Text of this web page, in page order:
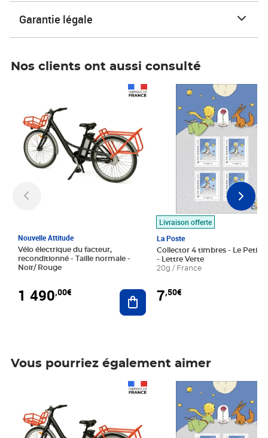
Garantie légale
Nos clients ont aussi consulté
Nouvelle Attitude
Vélo électrique du facteur,
reconditionné - Taille normale -
Noir/ Rouge
1 490,00€ Ajouter au panier
Livraison offerte
La Poste
Collector 4 timbres - Le Petit
- Lettre Verte
20g / France
7,50€
Prix 7,50€
Vous pourriez également aimer
Prix 7,50€